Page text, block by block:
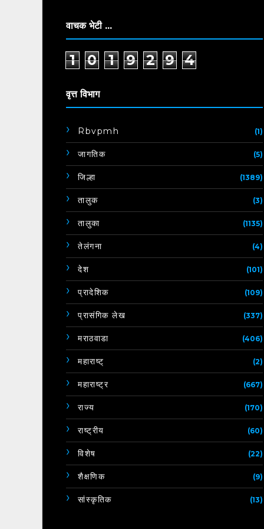
वाचक भेटी ...
1 0 1 9 2 9 4
वृत्त विभाग
Rbvpmh (1)
जागतिक (5)
जिल्हा (1389)
तालुक (3)
तालुका (1135)
तेलंगना (4)
देश (101)
प्रादेशिक (109)
प्रासंगिक लेख (337)
मराठवाडा (406)
महाराष्ट् (2)
महाराष्ट्र (667)
राज्य (170)
राष्ट्रीय (60)
विशेष (22)
शैक्षणिक (9)
सांस्कृतिक (13)